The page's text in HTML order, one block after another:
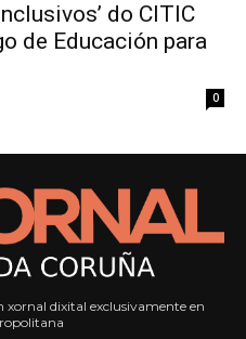
do CITIC
de Educación para
0
dixital exclusivamente en